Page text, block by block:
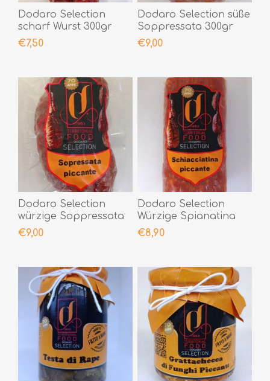
Dodaro Selection
scharf Wurst 300gr
€7,50
Dodaro Selection süße
Soppressata 300gr
€9,00
Dodaro Selection
würzige Soppressata
300gr
€9,00
Dodaro Selection
Würzige Spianatina
300gr
€8,90